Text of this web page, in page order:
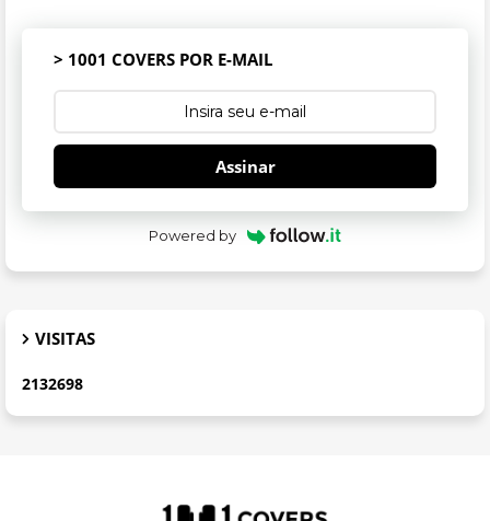
> 1001 COVERS POR E-MAIL
Assinar
Powered by
VISITAS
2132698